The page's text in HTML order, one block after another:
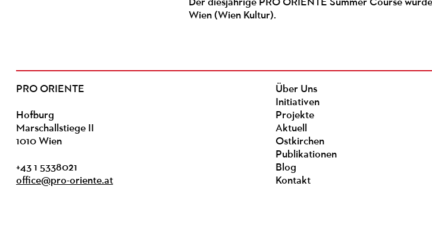
Der diesjährige PRO ORIENTE Summer Course
Wien (Wien Kultur).
PRO ORIENTE
Hofburg
Marschallstiege II
1010 Wien
+43 1 5338021
office@pro-oriente.at
Über Uns
Initiativen
Projekte
Aktuell
Ostkirchen
Publikationen
Blog
Kontakt